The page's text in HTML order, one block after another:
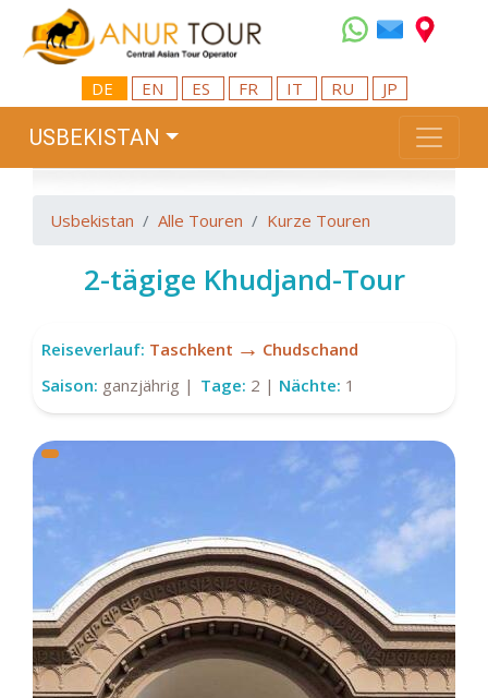
DE EN ES FR IT RU JP
USBEKISTAN
Usbekistan Alle Touren Kurze Touren
2-tägige Khudjand-Tour
Reiseverlauf: Taschkent → Chudschand
Saison: ganzjährig | Tage: 2 | Nächte: 1